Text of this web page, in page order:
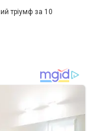
тріумф за 10